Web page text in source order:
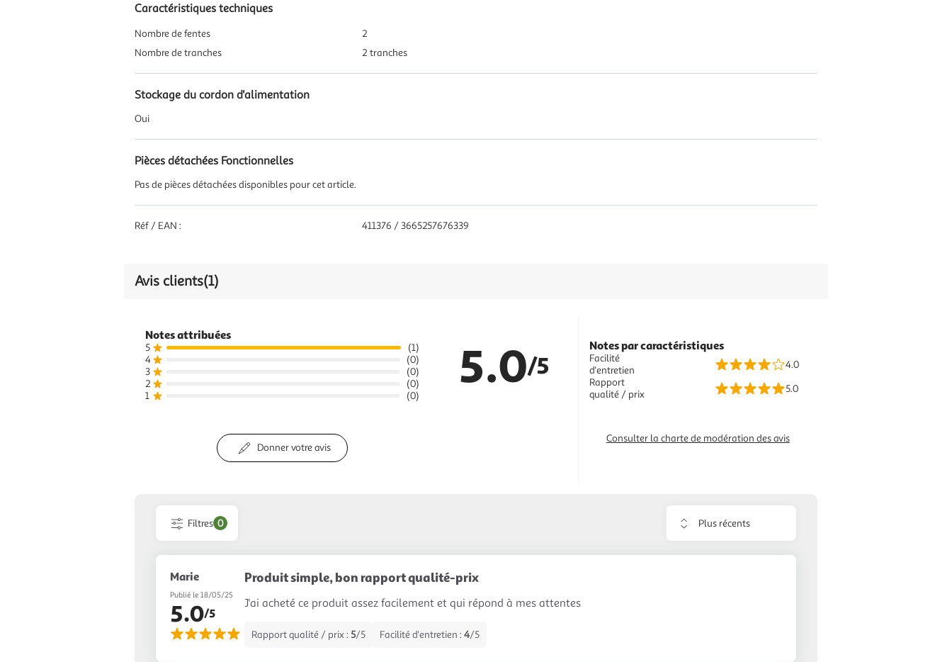
Caractéristiques techniques
Nombre de fentes
2
Nombre de tranches
2 tranches
Stockage du cordon d'alimentation
Oui
Pièces détachées Fonctionnelles
Pas de pièces détachées disponibles pour cet article.
Réf / EAN : 411376 / 3665257676339
Avis clients(1)
Notes attribuées
5
(1)
4
(0)
3
(0)
2
(0)
1
(0)
5.0/5
Donner votre avis
Notes par caractéristiques
Facilité
d'entretien
4.0
Rapport
qualité / prix
5.0
Consulter la charte de modération des avis
Filtres 0
Trier
avis
Marie
Publié le 18/05/25
5.0/5
Produit simple, bon rapport qualité-prix
J'ai acheté ce produit assez facilement et qui répond à mes attentes
Rapport qualité / prix : 5/5 Facilité d'entretien : 4/5